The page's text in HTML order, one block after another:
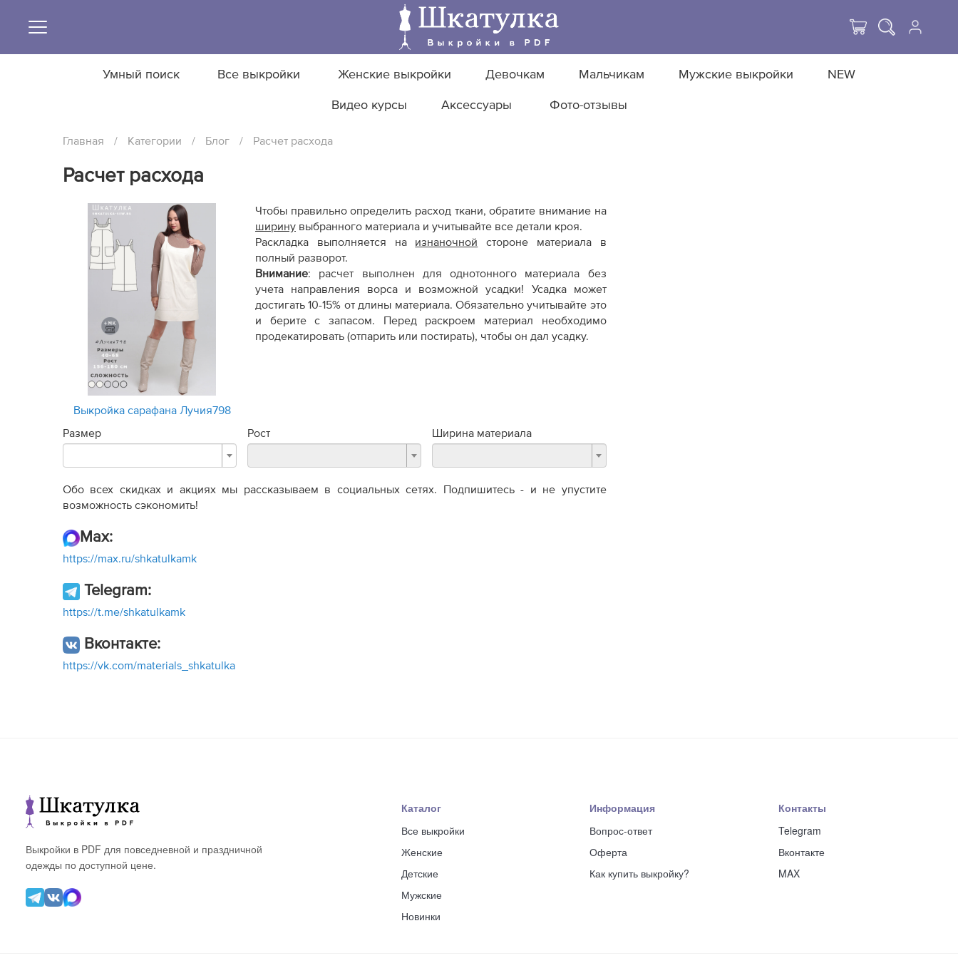
Умный поиск Все выкройки Женские выкройки Девочкам Мальчикам Мужские выкройки NEW
Видео курсы Аксессуары Фото-отзывы
Главная / Категории / Блог / Расчет расхода
Расчет расхода
Выкройка сарафана Лучия798
Чтобы правильно определить расход ткани, обратите внимание на
ширину выбранного материала и учитывайте все детали кроя.
Раскладка выполняется на изнаночной стороне материала в
полный разворот.
Внимание: расчет выполнен для однотонного материала без
учета направления ворса и возможной усадки! Усадка может
достигать 10-15% от длины материала. Обязательно учитывайте это
и берите с запасом. Перед раскроем материал необходимо
продекатировать (отпарить или постирать), чтобы он дал усадку.
Размер Рост Ширина материала
Обо всех скидках и акциях мы рассказываем в социальных сетях. Подпишитесь - и не упустите
возможность сэкономить!
Max:
https://max.ru/shkatulkamk
Telegram:
https://t.me/shkatulkamk
Вконтакте:
https://vk.com/materials_shkatulka
Выкройки в PDF для повседневной и праздничной
одежды по доступной цене.
Каталог
Все выкройки
Женские
Детские
Мужские
Новинки
Информация
Вопрос-ответ
Оферта
Как купить выкройку?
Контакты
Telegram
Вконтакте
MAX